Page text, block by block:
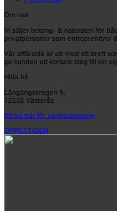
Om oss
Vi säljer betong- & natursten för
privatpersoner som entreprenörer
Vår affärsidé är att med ett brett
ge kunden ett kortare steg till sin
Hitta hit
Långängskrogen 9,
72132 Västerås
Klicka här för vägbeskrivning
ÖPPETTIDER